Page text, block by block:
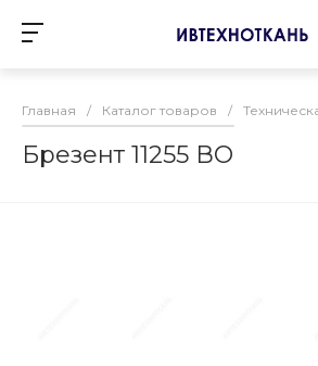
Главная / Каталог товаров /
Брезент 11255 ВО